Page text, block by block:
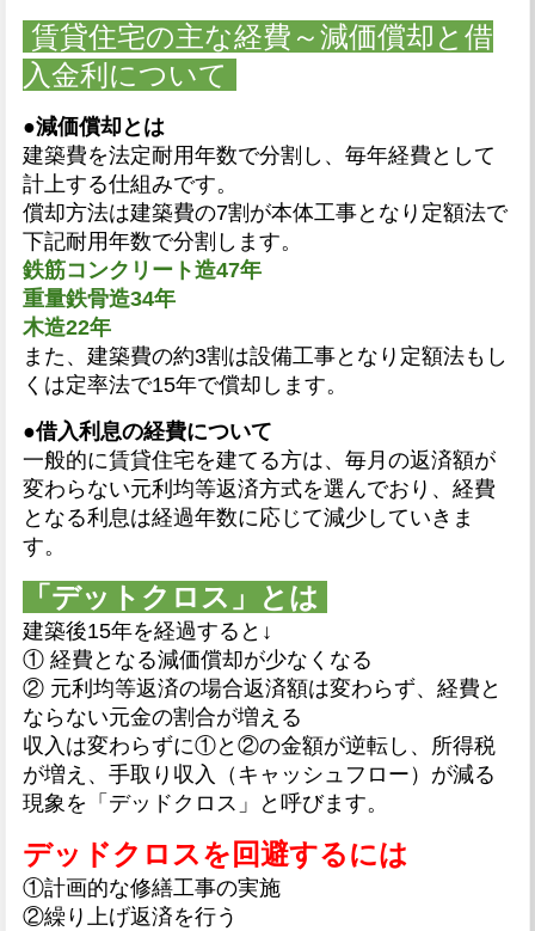
賃貸住宅の主な経費～減価償却と借
入金利について
●減価償却とは
建築費を法定耐用年数で分割し、毎年経費として
計上する仕組みです。
償却方法は建築費の7割が本体工事となり定額法で
下記耐用年数で分割します。
鉄筋コンクリート造47年
重量鉄骨造34年
木造22年
また、建築費の約3割は設備工事となり定額法もし
くは定率法で15年で償却します。
●借入利息の経費について
一般的に賃貸住宅を建てる方は、毎月の返済額が
変わらない元利均等返済方式を選んでおり、経費
となる利息は経過年数に応じて減少していきま
す。
「デットクロス」とは
建築後15年を経過すると↓
① 経費となる減価償却が少なくなる
② 元利均等返済の場合返済額は変わらず、経費と
ならない元金の割合が増える
収入は変わらずに①と②の金額が逆転し、所得税
が増え、手取り収入（キャッシュフロー） が減る
現象を「デッドクロス」と呼びます。
デッドクロスを回避するには
①計画的な修繕工事の実施
②繰り上げ返済を行う